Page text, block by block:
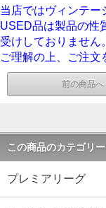
当店ではヴィンテー
USED品は製品の性
受けしておりません。
ご理解の上、ご注文
前の商品へ
この商品のカテゴリー
プレミアリーグ